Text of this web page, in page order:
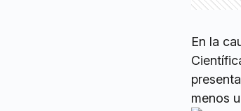
En la
menos